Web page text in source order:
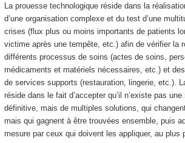
La prouesse technologique réside dans la
d’une organisation complexe et du test d’une
crises (flux plus ou moins importants de patients
victime après une tempête, etc.) afin de vérifier la
différents processus de soins (actes de soins,
médicaments et matériels nécessaires, etc.) et
de services supports (restauration, lingerie, etc.).
réside dans le fait d’accepter qu’il n’existe pas
définitive, mais de multiples solutions, qui
mais qui gagnent à être trouvées ensemble, puis
mesure par ceux qui doivent les appliquer, au plus